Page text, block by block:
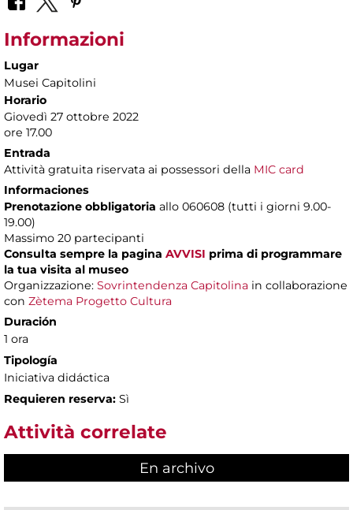
Informazioni
Lugar
Musei Capitolini
Horario
Giovedì 27 ottobre 2022
ore 17.00
Entrada
Attività gratuita riservata ai possessori della MIC card
Informaciones
Prenotazione obbligatoria allo 060608 (tutti i giorni 9.00-
19.00)
Massimo 20 partecipanti
Consulta sempre la pagina AVVISI prima di programmare
la tua visita al museo
Organizzazione: Sovrintendenza Capitolina in collaborazione
con Zètema Progetto Cultura
Duración
1 ora
Tipología
Iniciativa didáctica
Requieren reserva: Sì
Attività correlate
En archivo